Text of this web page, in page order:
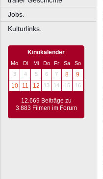
Jobs.
Kulturlinks.
Kinokalender
Mo Di Mi Do Fr Sa
So
3
4 5 6 7 8
9
10
11 12 13 14 15 16
12.669 Beiträge zu
3.883 Filmen im Forum